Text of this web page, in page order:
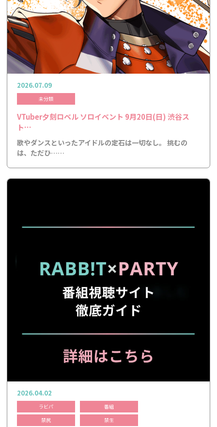
2026.07.09
未分類
VTuber夕刻ロベル ソロイベント 9月20日(日) 渋谷ス
ト…
歌やダンスといったアイドルの定石は一切なし。 挑むの
は、ただひ……
2026.04.02
ラビパ
番組
禁尻
禁生